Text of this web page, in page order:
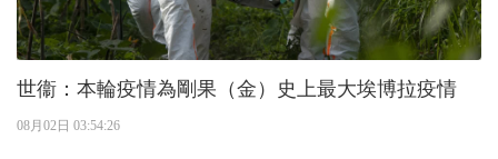
世衞：本輪疫情為剛果（金）史上最大埃博拉疫情
08月02日 03:54:26